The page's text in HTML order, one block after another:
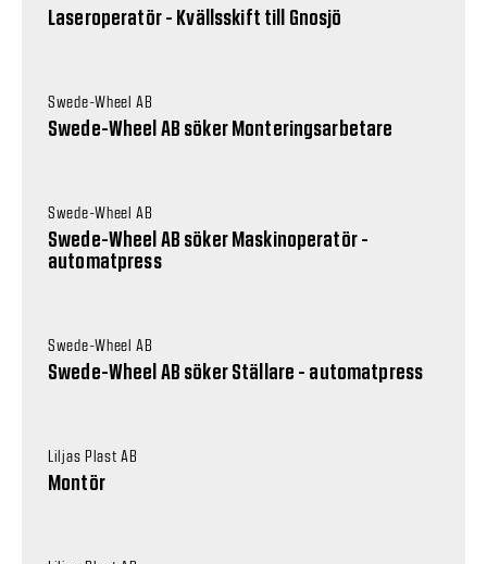
Laseroperatör - Kvällsskift till Gnosjö
Swede-Wheel AB
Swede-Wheel AB söker Monteringsarbetare
Swede-Wheel AB
Swede-Wheel AB söker Maskinoperatör -
automatpress
Swede-Wheel AB
Swede-Wheel AB söker Ställare - automatpress
Liljas Plast AB
Montör